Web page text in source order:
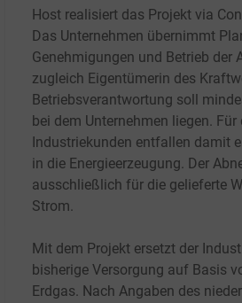
Host realisiert das Projekt via
Das Unternehmen übernimmt
Genehmigungen und Betrieb der
zugleich Eigentümerin des
Betriebsverantwortung soll
bei dem Unternehmen liegen. Für
Industriekunden entfallen damit
in die Energieerzeugung. Der
ausschließlich für die gelieferte
Strom.
Mit dem Projekt ersetzt der
bisherige Versorgung auf Basis
Erdgas. Nach Angaben des